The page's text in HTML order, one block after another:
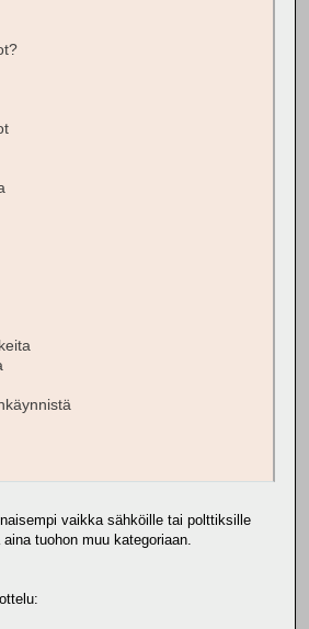
vaikka sähköille tai polttiksille
tuohon muu kategoriaan.